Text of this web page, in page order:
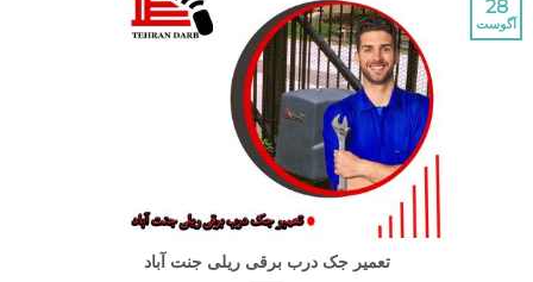
تعمیر جک درب برقی ریلی جنت آباد